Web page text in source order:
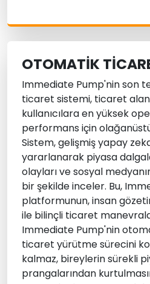
OTOMATIK
Immediate Pump'nin son
ticaret sistemi, ticaret
kullanıcılara en yüksek
performans için
Sistem, gelişmiş yapay
yararlanarak piyasa
olayları ve sosyal
bir şekilde inceler. Bu,
platformunun, insan
ile bilinçli ticaret
Immediate Pump'nin
ticaret yürütme sürecini
kalmaz, bireylerin sürekli
prangalarından